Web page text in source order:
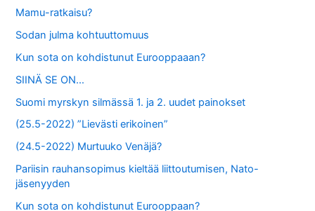
Mamu-ratkaisu?
Sodan julma kohtuuttomuus
Kun sota on kohdistunut Eurooppaaan?
SIINÄ SE ON…
Suomi myrskyn silmässä 1. ja 2. uudet painokset
(25.5-2022) ”Lievästi erikoinen”
(24.5-2022) Murtuuko Venäjä?
Pariisin rauhansopimus kieltää liittoutumisen, Nato-
jäsenyyden
Kun sota on kohdistunut Eurooppaan?